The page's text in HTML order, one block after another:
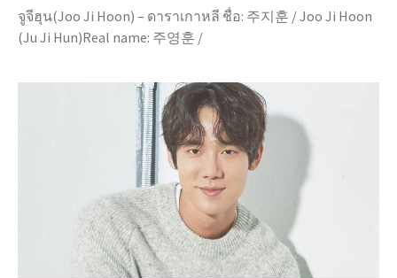
จูจีฮุน(Joo Ji Hoon) – ดาราเกาหลี ชื่อ: 주지훈 / Joo Ji Hoon
(Ju Ji Hun)Real name: 주영훈 /